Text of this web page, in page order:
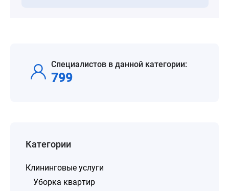
Специалистов в данной категории:
799
Категории
Клининговые услуги
Уборка квартир